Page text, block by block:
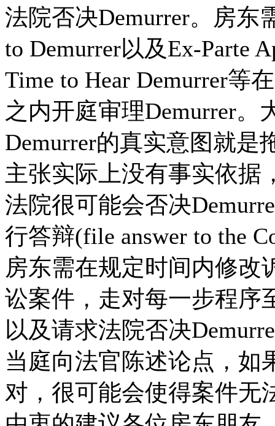
法院否决Demurrer。房东
to Demurrer以及Ex-Parte
Time to Hear Demurrer等
之内开庭审理Demurrer
Demurrer的真实意图就是
主张实际上没有事实依据
法院很可能会否决
行答辩(file answer to the
房东需在规定时间内修改
讼案件，走对每一步程序
以及请求法院否决
当庭向法官陈述论点，如
对，很可能会使得案件无